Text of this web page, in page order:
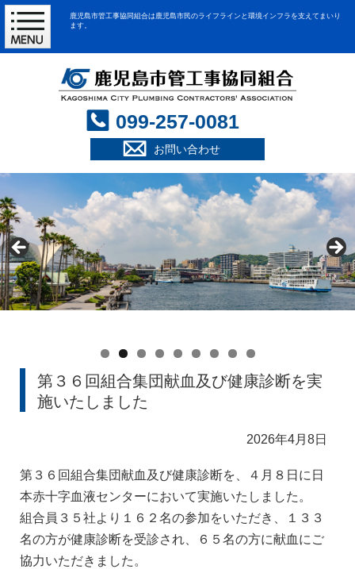
鹿児島市管工事協同組合は鹿児島市民のライフラインと環境インフラを支えてまいり
ます。
099-257-0081
お問い合わせ
第３６回組合集団献血及び健康診断を実
施いたしました
2026年4月8日
第３６回組合集団献血及び健康診断を、４月８日に日
本赤十字血液センターにおいて実施いたしました。
組合員３５社より１６２名の参加をいただき、１３３
名の方が健康診断を受診され、６５名の方に献血にご
協力いただきました。